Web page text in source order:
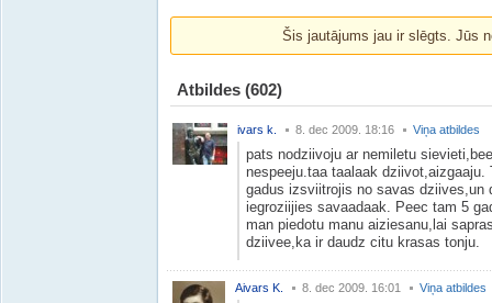
Šis jautājums jau ir slēgts. Jūs
Atbildes (602)
ivars k. 8. dec 2009. 18:16 Viņa atbildes
pats nodziivoju ar nemiletu
nespeeju.taa taalaak
gadus izsviitrojis no savas
iegroziijies savaadaak. Peec tam 5
man piedotu manu aiziesanu,lai
dziivee,ka ir daudz citu krasas tonju.
Aivars K. 8. dec 2009. 16:01 Viņa atbildes